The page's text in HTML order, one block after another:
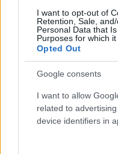
I want to opt-out of
Retention, Sale,
Personal Data that
Purposes for which it
Opted Out
Google consents
I want to allow
related to
device identifiers in
Σε άλλες
δήλωση
να εργάζεται, αλλά
ως συνεργατών ή
εξαιρούνται από το
κάρτας.
Η Επιθεώρηση